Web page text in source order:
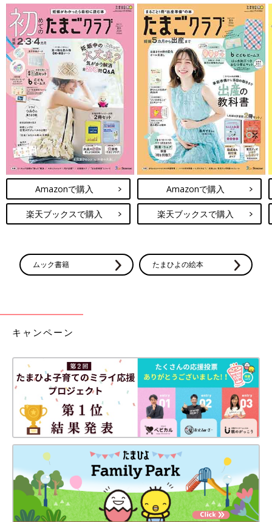
Amazonで購入
楽天ブックスで購入
Amazonで購入
楽天ブックスで購入
ムック書籍 たまひよの絵本
キャンペーン